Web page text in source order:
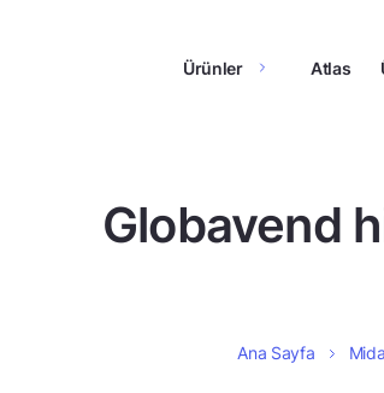
Ürünler Atlas
Globavend
Ana Sayfa